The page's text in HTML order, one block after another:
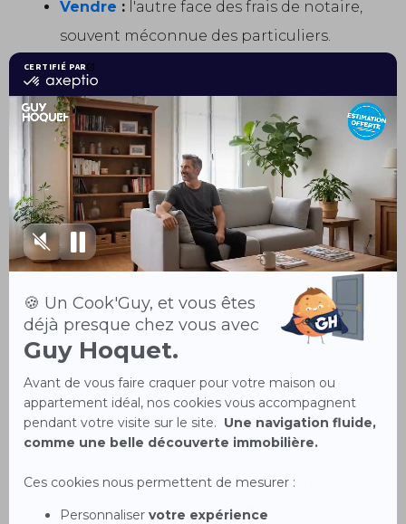
Vendre : l'autre face des frais de notaire,
souvent méconnue des particuliers.
Explorez les spécificités des frais de
notaire dans le cadre d'une vente
immobilière, et découvrez dans quelle
mesure ils peuvent être partagés entre
vendeur et acquéreur.
Compromis de vente:
un premier
contact avec les frais de notaire. Mesurez
l'importance de cette étape préliminaire,
où les futurs frais de notaire sont estimés
et portés à la connaissance des parties,
et comprenez son rôle dans la
budgétisation de votre projet
immobilier.
constituent un aspectincontournable
toutetransaction immobilière. Loin de se